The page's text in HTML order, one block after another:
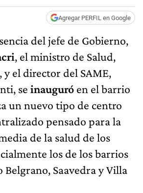
Agregar PERFIL en Google
del jefe de Gobierno,
, el ministro de Salud,
, y el director del SAME,
se inauguró en el barrio
un nuevo tipo de centro
pensado para la
de la salud de los
los de los barrios
Belgrano, Saavedra y Villa